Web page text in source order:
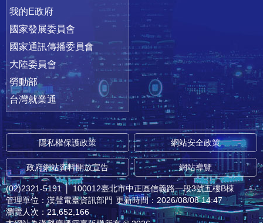
我的E政府
國家發展委員會
國家通訊傳播委員會
大陸委員會
勞動部
台灣就業通
隱私權保護政策 網站安全政策
政府網站資料開放宣告 網站導覽
(02)2321-5191 │ 100012臺北市中正區信義路一段3號五樓B棟
管理單位：漢聲電臺資訊部門 更新時間：2026/08/08 14:47
瀏覽人次：21,652,166